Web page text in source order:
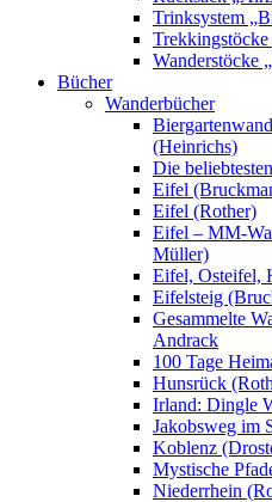
Trinksystem
Wanderstöcke
Bücher
Wanderbücher
(Heinrichs)
Die
Eifel
Eifel (Rother)
Eifel – MM-
Müller)
Eifel, Osteifel,
Eifelsteig
Gesammelte
Andrack
100 Tage
Hunsrück
Irland: Dingle
Jakobsweg im
Koblenz
Mystische
Niederrhein